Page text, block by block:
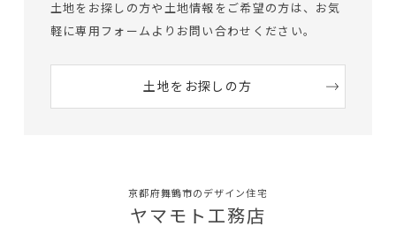
土地をお探しの方や土地情報をご希望の方は、 お気
軽に専用フォームよりお問い合わせください。
土地をお探しの方
京都府舞鶴市のデザイン住宅
ヤマモト工務店